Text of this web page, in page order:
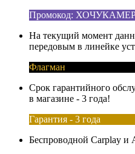
Промокод:
На текущий момент
передовым в линейке
Флагман
Срок гарантийного
в магазине - 3 года!
Гарантия - 3 года
Беспроводной Carplay и